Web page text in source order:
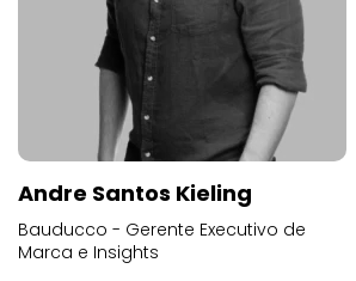
Andre Santos Kieling
Bauducco - Gerente Executivo de
Marca e Insights